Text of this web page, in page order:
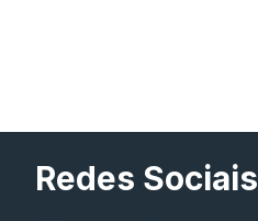
Redes Sociais